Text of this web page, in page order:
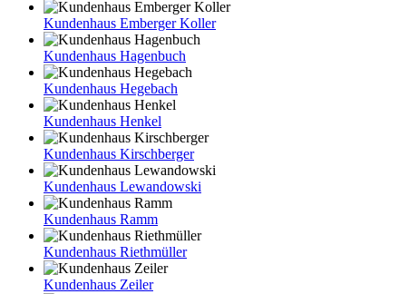
Kundenhaus Emberger Koller
Kundenhaus Hagenbuch
Kundenhaus Hegebach
Kundenhaus Henkel
Kundenhaus Kirschberger
Kundenhaus Lewandowski
Kundenhaus Ramm
Kundenhaus Riethmüller
Kundenhaus Zeiler